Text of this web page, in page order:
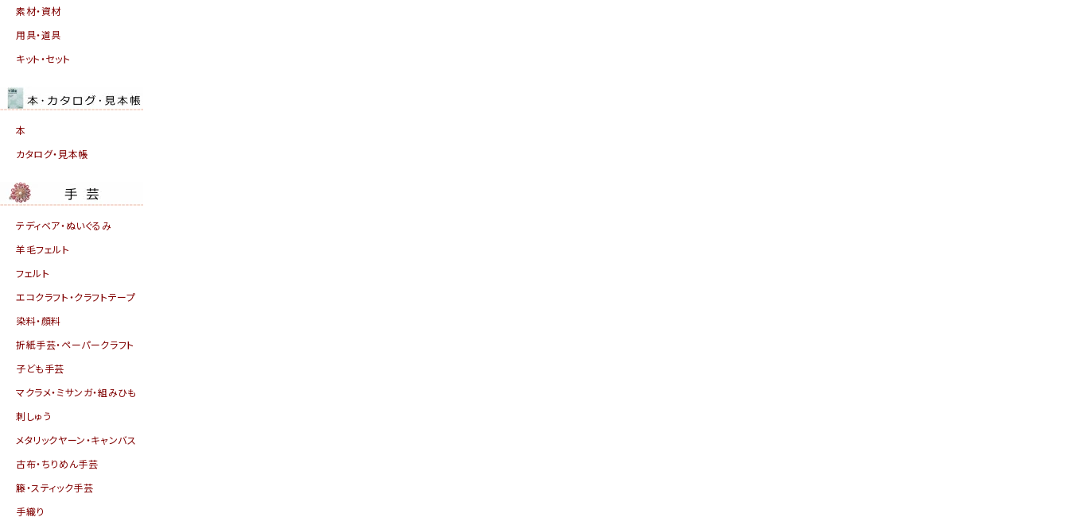
素材・資材
用具・道具
キット・セット
本
カタログ・見本帳
テディベア・ぬいぐるみ
羊毛フェルト
フェルト
エコクラフト・クラフトテープ
染料・顔料
折紙手芸・ペーパークラフト
子ども手芸
マクラメ・ミサンガ・組みひも
刺しゅう
メタリックヤーン・キャンバス
古布・ちりめん手芸
籐・スティック手芸
手織り